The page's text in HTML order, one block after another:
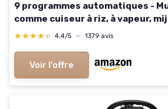
9 programmes automatiques -
comme cuiseur à riz, à vapeur,
Multicuiseur électrique à
★★★★★
★★★★★ 4,4/5 — 1379 avis
Voir l'offre